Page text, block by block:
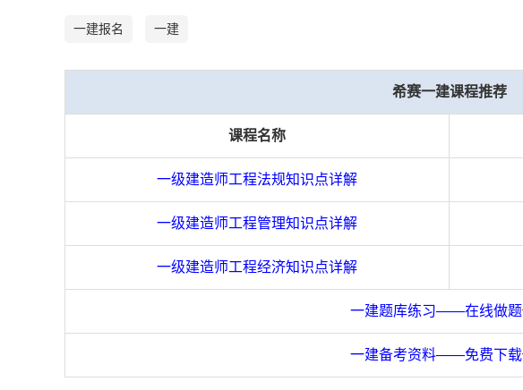
一建报名 一建
希赛一建课程推荐
课程名称
一级建造师工程法规知识点详解
一级建造师工程管理知识点详解
一级建造师工程经济知识点详解
一建题库练习——在线做题
一建备考资料——免费下载